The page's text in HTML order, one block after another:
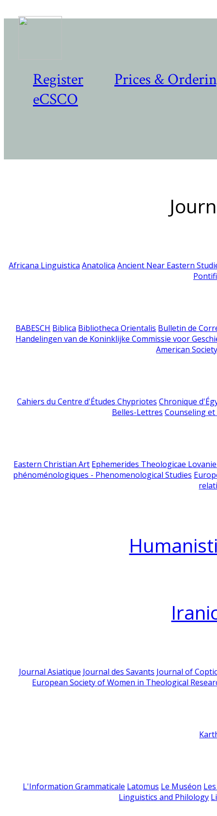
Register
Prices &
eCSCO
Africana Linguistica Anatolica Ancient Near Eastern
BABESCH Biblica Bibliotheca Orientalis Bulletin de
Handelingen van de Koninklijke Commissie voor
American
Cahiers du Centre d'Études Chypriotes Chronique
Belles-Lettres Counseling
Eastern Christian Art Ephemerides Theologicae
phénoménologiques - Phenomenological Studies
Journal Asiatique Journal des Savants Journal of
European Society of Women in Theological
L'Information Grammaticale Latomus Le Muséon
Linguistics and Philology